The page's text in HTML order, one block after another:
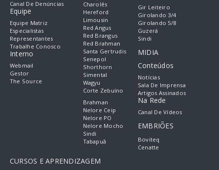
Canal De Denúncias
Equipe
Equipe Matriz
Especialistas
Representantes
Trabalhe Conosco
Interno
Webmail
Gestor
The Source
Charolês
Hereford
Limousin
Red Angus
Red Brangus
Red Brahman
Santa Gertrudis
Senepol
Shorthorn
Simental
Wagyu
Corte Zebuíno
Brahman
Nelore Ceip
Nelore PO
Nelore Mocho
Sindi
Tabapuã
Gir Leiteiro
Girolando 3/4
Girolando 5/8
Guzerá
Sindi
MIDIA
Conteúdos
Notícias
Sala De Imprensa
Artigos Assinados
Na Rede
Canal De Vídeos
EMBRIÕES
Boviteq
Cenatte
CURSOS E APRENDIZAGEM